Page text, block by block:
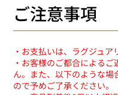
ご注意事項
・お支払いは、ラグジュア
・お客様のご都合による
ん。また、以下のような
ので予めご了承ください。